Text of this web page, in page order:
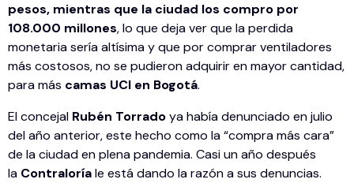
pesos, mientras que la ciudad los compro por
108.000 millones, lo que deja ver que la perdida
monetaria sería altísima y que por comprar ventiladores
más costosos, no se pudieron adquirir en mayor cantidad,
para más camas UCI en Bogotá.
El concejal Rubén Torradoya había denunciado en julio
del año anterior, este hecho como la “compra más cara”
de la ciudad en plena pandemia. Casi un año después
la Contraloríale está dando la razón a sus denuncias.